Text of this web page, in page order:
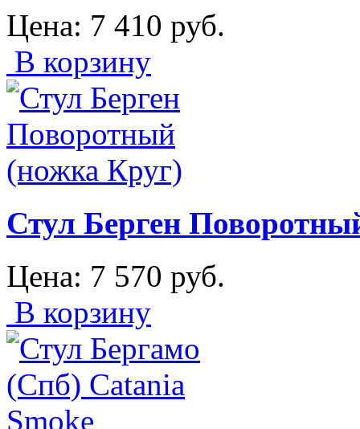
Цена: 7 410 руб.
В корзину
Стул Берген
Цена: 7 570 руб.
В корзину